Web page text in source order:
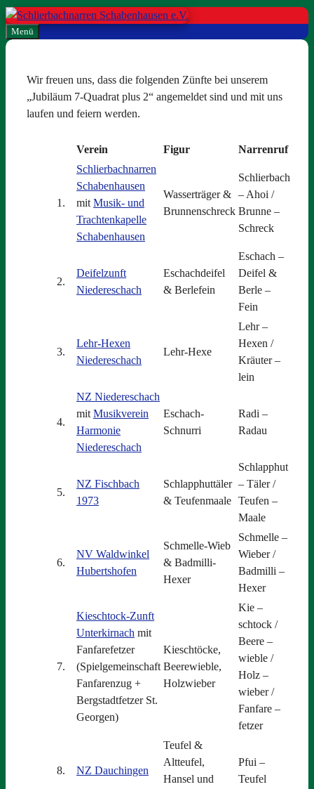
Zum
Inhalt
springen
Menü
Wir freuen uns, dass die folgenden Zünfte bei unserem
„Jubiläum 7-Quadrat plus 2“ angemeldet sind und mit uns
laufen und feiern werden.
Verein Figur Narrenruf
1.
Schlierbachnarren
Schabenhausen
mit Musik- und
Trachtenkapelle
Schabenhausen
Wasserträger &
Brunnenschreck
Schlierbach
– Ahoi /
Brunne –
Schreck
2.
Deifelzunft
Niedereschach
Eschachdeifel
& Berlefein
Eschach –
Deifel &
Berle –
Fein
3.
Lehr-Hexen
Niedereschach
Lehr-Hexe
Lehr –
Hexen /
Kräuter –
lein
4.
NZ Niedereschach
mit Musikverein
Harmonie
Niedereschach
Eschach-
Schnurri
Radi –
Radau
5.
NZ Fischbach
1973
Schlapphuttäler
& Teufenmaale
Schlapphut
– Täler /
Teufen –
Maale
6.
NV Waldwinkel
Hubertshofen
Schmelle-Wieb
& Badmilli-
Hexer
Schmelle –
Wieber /
Badmilli –
Hexer
7.
Kieschtock-Zunft
Unterkirnach mit
Fanfarefetzer
(Spielgemeinschaft
Fanfarenzug +
Bergstadtfetzer St.
Georgen)
Kieschtöcke,
Beerewieble,
Holzwieber
Kie –
schtock /
Beere –
wieble /
Holz –
wieber /
Fanfare –
fetzer
8. NZ Dauchingen
Teufel &
Altteufel,
Hansel und
Pfui –
Teufel